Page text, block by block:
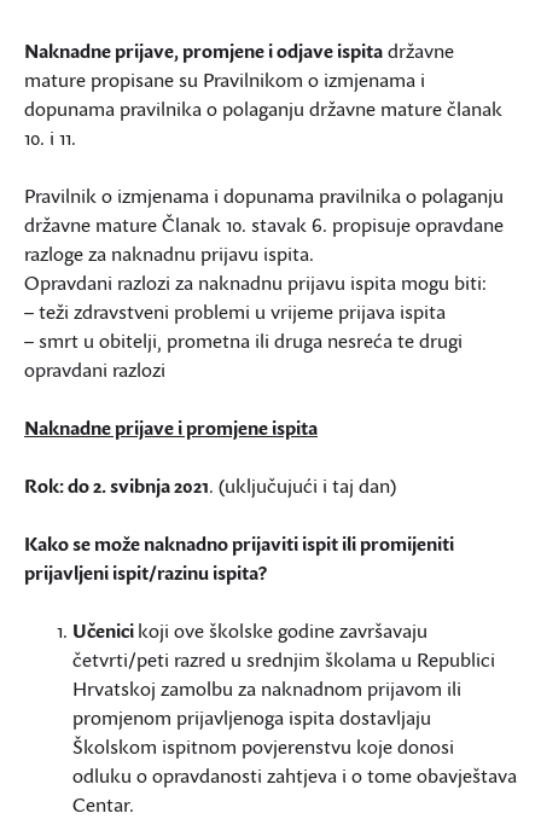
Naknadne prijave, promjene i odjave ispitadržavne
mature propisane su Pravilnikom o izmjenama i
dopunama pravilnika o polaganju državne mature članak
10. i 11.
Pravilnik o izmjenama i dopunama pravilnika o polaganju
državne mature Članak 10. stavak 6. propisuje opravdane
razloge za naknadnu prijavu ispita.
Opravdani razlozi za naknadnu prijavu ispita mogu biti:
– teži zdravstveni problemi u vrijeme prijava ispita
– smrt u obitelji, prometna ili druga nesreća te drugi
opravdani razlozi
Naknadne prijave i promjene ispita
Rok: do 2. svibnja 2021. (uključujući i taj dan)
Kako se može naknadno prijaviti ispit ili promijeniti
prijavljeni ispit/razinu ispita?
Učenicikoji ove školske godine završavaju
četvrti/peti razred u srednjim školama u Republici
Hrvatskoj zamolbu za naknadnom prijavom ili
promjenom prijavljenoga ispita dostavljaju
Školskom ispitnom povjerenstvu koje donosi
odluku o opravdanosti zahtjeva i o tome obavještava
Centar.